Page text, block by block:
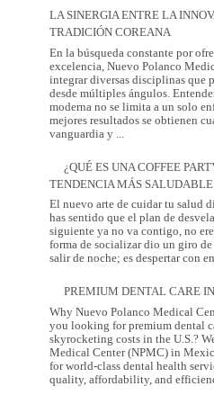
que
Mamá
Realmente
Necesita:
Salud
y
Prevención
LA SINERGIA ENTRE LA
TRADICIÓN COREANA
En la búsqueda constante por
excelencia, Nuevo Polanco
integrar diversas disciplinas que
desde múltiples ángulos.
moderna no se limita a un solo
mejores resultados se obtienen
vanguardia y
la
Innovación
Occidental
y
la
Tradición
Coreana
¿QUÉ ES UNA COFFEE
TENDENCIA MÁS
El nuevo arte de cuidar tu salud
has sentido que el plan de
siguiente ya no va contigo, no
forma de socializar dio un giro
salir de noche; es despertar con
PREMIUM DENTAL CARE
Why Nuevo Polanco Medical
you looking for premium dental
skyrocketing costs in the U.S.?
Medical Center (NPMC) in
for world-class dental health
quality, affordability, and